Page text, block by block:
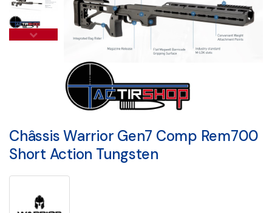
Châssis Warrior Gen7 Comp Rem700
Short Action Tungsten